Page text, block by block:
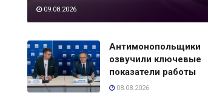
09.08.2026
Антимонопольщики
озвучили ключевые
показатели работы
08.08.2026